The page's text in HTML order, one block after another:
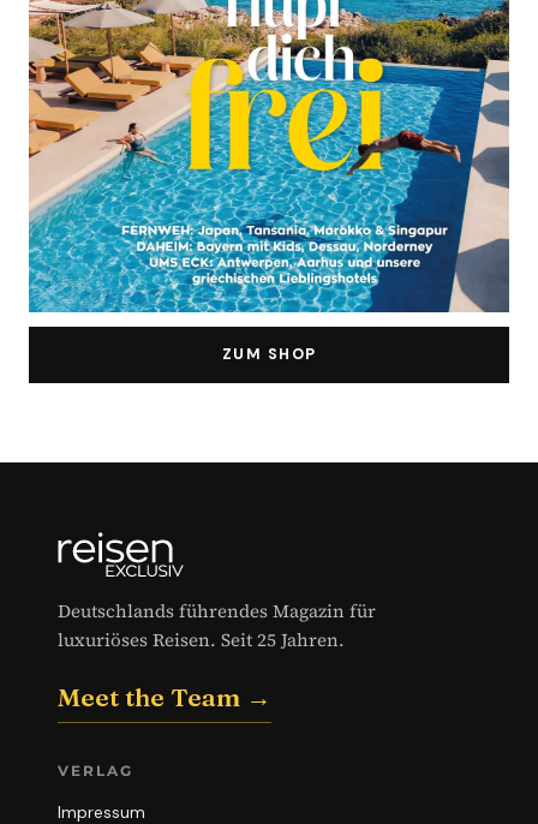
ZUM SHOP
Deutschlands führendes Magazin für
luxuriöses Reisen. Seit 25 Jahren.
Meet the Team →
VERLAG
Impressum